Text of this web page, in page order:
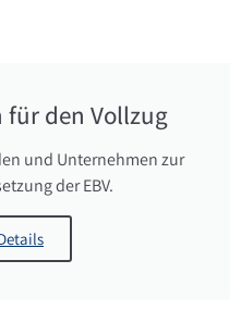
den Vollzug
und Unternehmen zur
der EBV.